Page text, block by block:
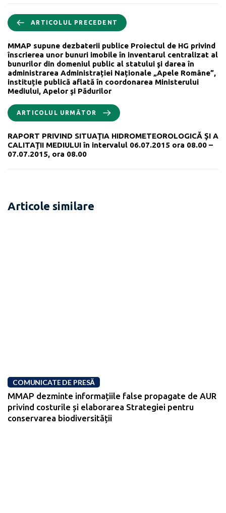
ARTICOLUL PRECEDENT
MMAP supune dezbaterii publice Proiectul de HG privind
înscrierea unor bunuri imobile în inventarul centralizat al
bunurilor din domeniul public al statului şi darea în
administrarea Administrației Naționale „Apele Române”,
instituție publică aflată în coordonarea Ministerului
Mediului, Apelor şi Pădurilor
ARTICOLUL URMĂTOR
RAPORT PRIVIND SITUAŢIA HIDROMETEOROLOGICĂ ŞI A
CALITAŢII MEDIULUI în intervalul 06.07.2015 ora 08.00 –
07.07.2015, ora 08.00
Articole similare
COMUNICATE DE PRESĂ
MMAP dezminte informațiile false propagate de AUR
privind costurile și elaborarea Strategiei pentru
conservarea biodiversității